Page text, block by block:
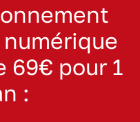
69€ pour 1
: